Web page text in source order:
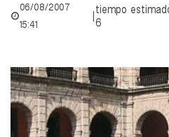
06/08/2007
15:41
tiempo
6